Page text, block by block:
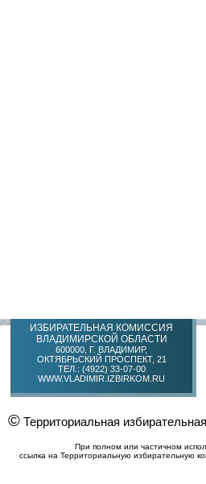
ИЗБИРАТЕЛЬНАЯ КОМИССИЯ
ВЛАДИМИРСКОЙ ОБЛАСТИ
600000, Г. ВЛАДИМИР,
ОКТЯБРЬСКИЙ ПРОСПЕКТ, 21
ТЕЛ.: (4922) 33-07-00
WWW.VLADIMIR.IZBIRKOM.RU
© Территориальная
При полном или частичном
ссылка на Территориальную избирательную